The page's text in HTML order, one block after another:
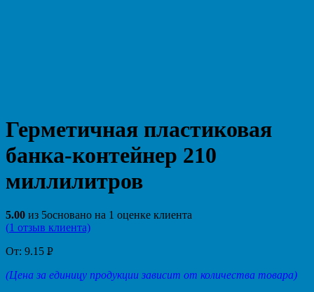
Герметичная пластиковая
банка-контейнер 210
миллилитров
5.00 из 5основано на 1 оценке клиента
(1 отзыв клиента)
От: 9.15 Р
(Цена за единицу продукции зависит от количества товара)